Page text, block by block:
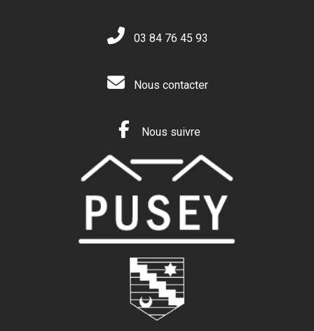
03 84 76 45 93
Nous contacter
Nous suivre